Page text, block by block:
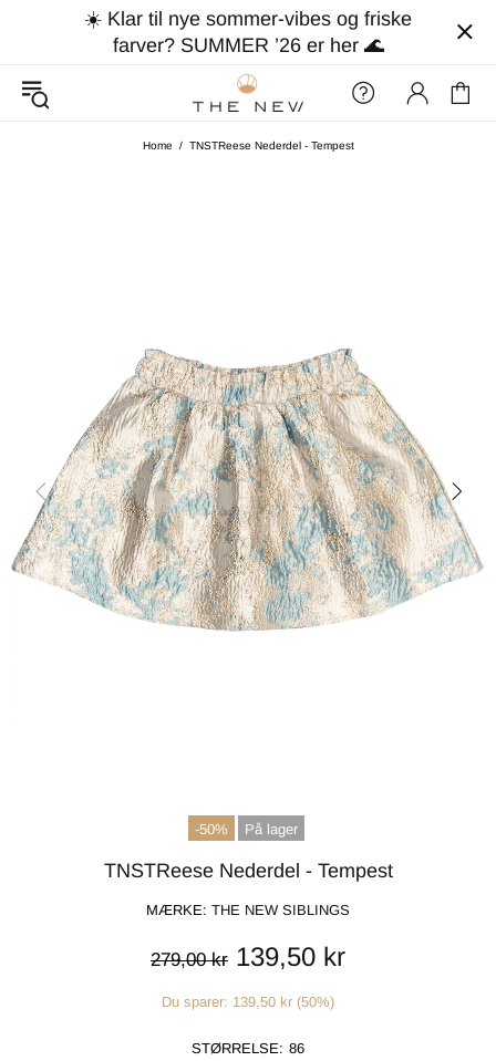
☀️ Klar til nye sommer-vibes og friske
farver? SUMMER ’26 er her 🌊
Home TNSTReese Nederdel - Tempest
-50% På lager
TNSTReese Nederdel - Tempest
MÆRKE: THE NEW SIBLINGS
279,00 kr 139,50 kr
Du sparer: 139,50 kr (50%)
STØRRELSE: 86